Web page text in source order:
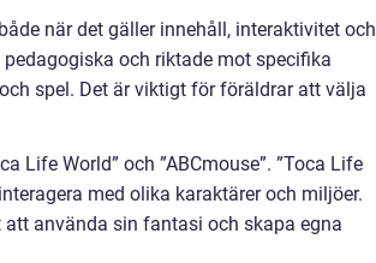
när det gäller innehåll, interaktivitet och
och riktade mot specifika
spel. Det är viktigt för föräldrar att välja
Life World” och ”ABCmouse”. ”Toca Life
med olika karaktärer och miljöer.
använda sin fantasi och skapa egna